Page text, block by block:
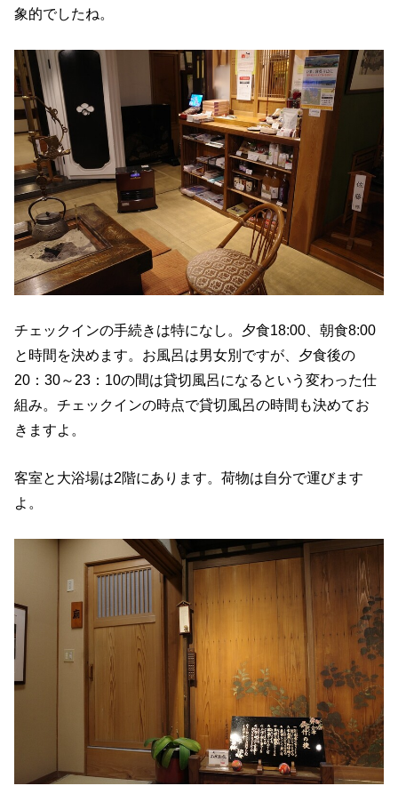
象的でしたね。
チェックインの手続きは特になし。夕食18:00、朝食8:00
と時間を決めます。お風呂は男女別ですが、夕食後の
20：30～23：10の間は貸切風呂になるという変わった仕
組み。チェックインの時点で貸切風呂の時間も決めてお
きますよ。
客室と大浴場は2階にあります。荷物は自分で運びます
よ。